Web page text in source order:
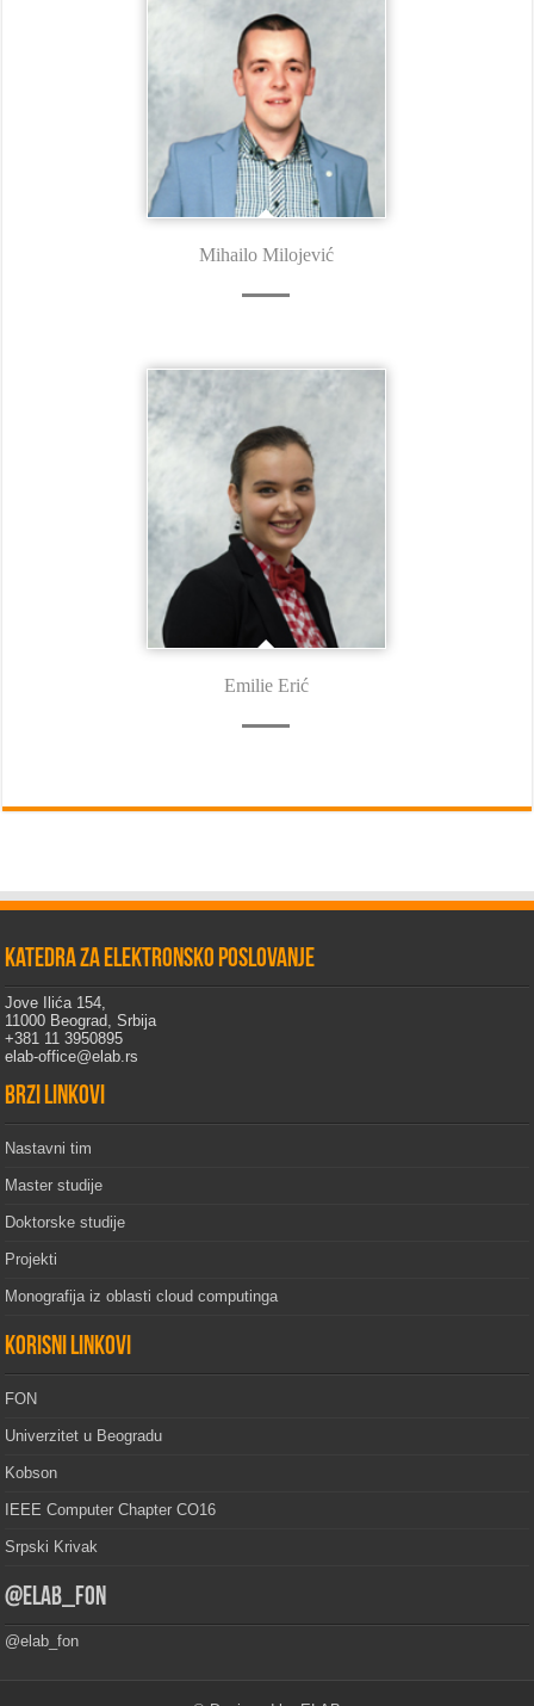
Mihailo Milojević
Emilie Erić
Katedra za elektronsko poslovanje
Jove Ilića 154,
11000 Beograd, Srbija
+381 11 3950895
elab-office@elab.rs
Brzi linkovi
Nastavni tim
Master studije
Doktorske studije
Projekti
Monografija iz oblasti cloud computinga
Korisni linkovi
FON
Univerzitet u Beogradu
Kobson
IEEE Computer Chapter CO16
Srpski Krivak
@elab_fon
@elab_fon